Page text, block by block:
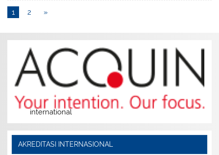
1 2 »
international
AKREDITASI INTERNASIONAL